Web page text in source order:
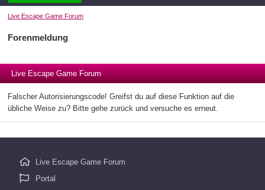
Live Escape Game Forum
Forenmeldung
Live Escape Game Forum
Falscher Autorisierungscode! Greifst du auf diese Funktion auf die
übliche Weise zu? Bitte gehe zurück und versuche es erneut.
Live Escape Game Forum
Portal